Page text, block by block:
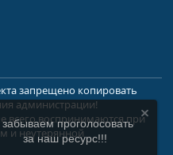
запрещено копировать
администрации!
воспринимаются при
и неутерянной
проголосовать
за наш ресурс!!!